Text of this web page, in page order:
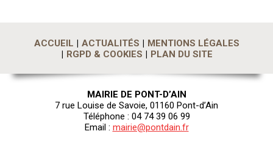
ACCUEIL ACTUALITÉS
MENTIONS LÉGALES
RGPD & COOKIES
PLAN DU SITE
MAIRIE DE PONT-D’AIN
7 rue Louise de Savoie, 01160 Pont-d’Ain
Téléphone : 04 74 39 06 99
Email : mairie@pontdain.fr